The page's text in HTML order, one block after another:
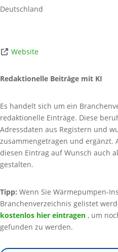
Deutschland
Website
Redaktionelle Beiträge mit KI
Es handelt sich um ein
redaktionelle Einträge. Diese
Adressdaten aus Registern und
zusammengetragen und ergänzt.
diesen Eintrag auf Wunsch auch
gestalten.
Tipp: Wenn Sie Wärmepumpen-
Branchenverzeichnis gelistet
kostenlos hier eintragen , um
gefunden zu werden.